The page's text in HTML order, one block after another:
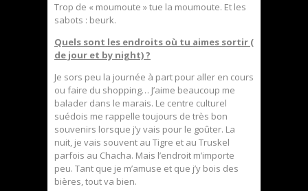
Trop de « moumoute » tue la moumoute. Et les
sabots : beurk.
Quels sont les endroits où tu aimes sortir (
de jour et by night) ?
Je sors peu la journée à part pour aller en cours
ou faire du shopping… J’aime beaucoup me
balader dans le marais. Le centre culturel
suédois me rappelle toujours de très bon
souvenirs lorsque j’y vais pour le goûter. La
nuit, je vais souvent au Tigre et au Truskel
parfois au Chacha. Mais l’endroit m’importe
peu. Tant que je m’amuse et que j’y bois des
bières, tout va bien.